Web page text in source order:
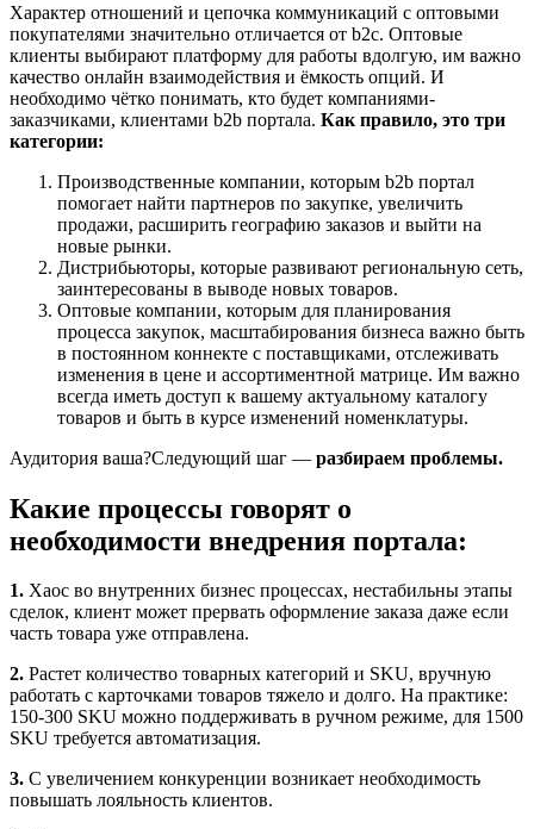
Характер отношений и цепочка коммуникаций с оптовыми
покупателями значительно отличается от b2c. Оптовые
клиенты выбирают платформу для работы вдолгую, им важно
качество онлайн взаимодействия и ёмкость опций. И
необходимо чётко понимать, кто будет компаниями-
заказчиками, клиентами b2b портала. Как правило, это три
категории:
Производственные компании, которым b2b портал
помогает найти партнеров по закупке, увеличить
продажи, расширить географию заказов и выйти на
новые рынки.
Дистрибьюторы, которые развивают региональную сеть,
заинтересованы в выводе новых товаров.
Оптовые компании, которым для планирования
процесса закупок, масштабирования бизнеса важно быть
в постоянном коннекте с поставщиками, отслеживать
изменения в цене и ассортиментной матрице. Им важно
всегда иметь доступ к вашему актуальному каталогу
товаров и быть в курсе изменений номенклатуры.
Аудитория ваша?Следующий шаг — разбираем проблемы.
Какие процессы говорят о
необходимости внедрения портала:
1. Хаос во внутренних бизнес процессах, нестабильны этапы
сделок, клиент может прервать оформление заказа даже если
часть товара уже отправлена.
2. Растет количество товарных категорий и SKU, вручную
работать с карточками товаров тяжело и долго. На практике:
150-300 SKU можно поддерживать в ручном режиме, для 1500
SKU требуется автоматизация.
3. С увеличением конкуренции возникает необходимость
повышать лояльность клиентов.